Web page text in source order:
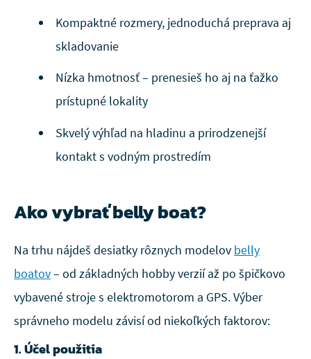
Kompaktné rozmery, jednoduchá preprava aj
skladovanie
Nízka hmotnosť – prenesieš ho aj na ťažko
prístupné lokality
Skvelý výhľad na hladinu a prirodzenejší
kontakt s vodným prostredím
Ako vybrať belly boat?
Na trhu nájdeš desiatky rôznych modelov belly
boatov– od základných hobby verzií až po špičkovo
vybavené stroje s elektromotorom a GPS. Výber
správneho modelu závisí od niekoľkých faktorov:
1. Účel použitia